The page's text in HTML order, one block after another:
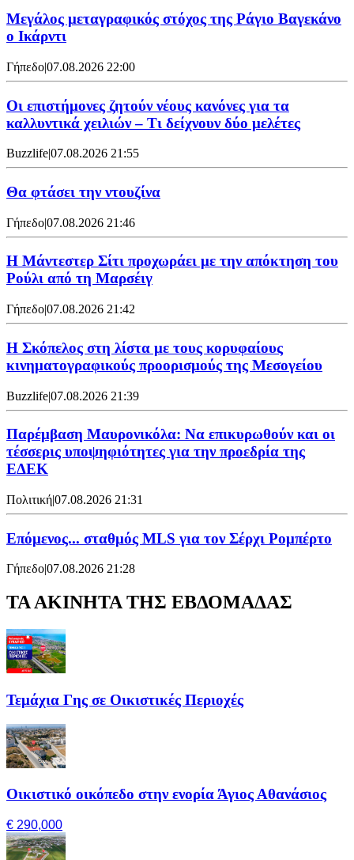
Μεγάλος μεταγραφικός στόχος της Ράγιο Βαγεκάνο
ο Ικάρντι
Γήπεδο|07.08.2026 22:00
Οι επιστήμονες ζητούν νέους κανόνες για τα
καλλυντικά χειλιών – Τι δείχνουν δύο μελέτες
Buzzlife|07.08.2026 21:55
Θα φτάσει την ντουζίνα
Γήπεδο|07.08.2026 21:46
Η Μάντεστερ Σίτι προχωράει με την απόκτηση του
Ρούλι από τη Μαρσέιγ
Γήπεδο|07.08.2026 21:42
Η Σκόπελος στη λίστα με τους κορυφαίους
κινηματογραφικούς προορισμούς της Μεσογείου
Buzzlife|07.08.2026 21:39
Παρέμβαση Μαυρονικόλα: Να επικυρωθούν και οι
τέσσερις υποψηφιότητες για την προεδρία της
ΕΔΕΚ
Πολιτική|07.08.2026 21:31
Επόμενος... σταθμός MLS για τον Σέρχι Ρομπέρτο
Γήπεδο07.08.2026 21:28
ΤΑ ΑΚΙΝΗΤΑ ΤΗΣ ΕΒΔΟΜΑΔΑΣ
Τεμάχια Γης σε Οικιστικές Περιοχές
Οικιστικό οικόπεδο στην ενορία Άγιος Αθανάσιος
€ 290,000